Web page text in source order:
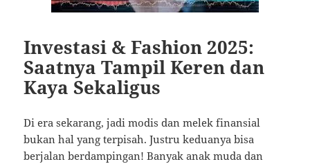
Investasi & Fashion 2025:
Saatnya Tampil Keren dan
Kaya Sekaligus
Di era sekarang, jadi modis dan melek finansial
bukan hal yang terpisah. Justru keduanya bisa
berjalan berdampingan! Banyak anak muda dan